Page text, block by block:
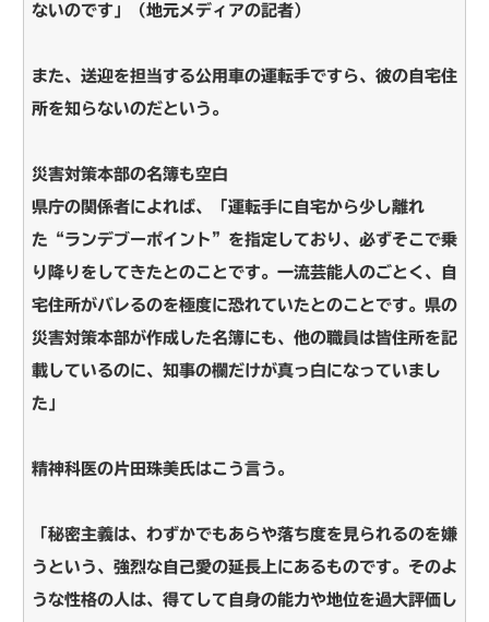
ないのです」（地元メディアの記者）
また、送迎を担当する公用車の運転手ですら、彼の自宅住
所を知らないのだという。
災害対策本部の名簿も空白
県庁の関係者によれば、「運転手に自宅から少し離れ
た“ランデブーポイント”を指定しており、必ずそこで乗
り降りをしてきたとのことです。一流芸能人のごとく、自
宅住所がバレるのを極度に恐れていたとのことです。県の
災害対策本部が作成した名簿にも、他の職員は皆住所を記
載しているのに、知事の欄だけが真っ白になっていまし
た」
精神科医の片田珠美氏はこう言う。
「秘密主義は、わずかでもあらや落ち度を見られるのを嫌
うという、強烈な自己愛の延長上にあるものです。そのよ
うな性格の人は、得てして自身の能力や地位を過大評価し